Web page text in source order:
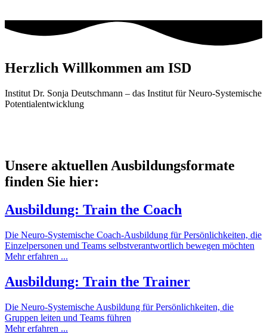
Herzlich Willkommen am ISD
Institut Dr. Sonja Deutschmann – das Institut für Neuro-Systemische
Potentialentwicklung
Unsere aktuellen Ausbildungsformate
finden Sie hier:
Ausbildung: Train the Coach
Die Neuro-Systemische Coach-Ausbildung für Persönlichkeiten, die
Einzelpersonen und Teams selbstverantwortlich bewegen möchten
Mehr erfahren ...
Ausbildung: Train the Trainer
Die Neuro-Systemische Ausbildung für Persönlichkeiten, die
Gruppen leiten und Teams führen
Mehr erfahren ...